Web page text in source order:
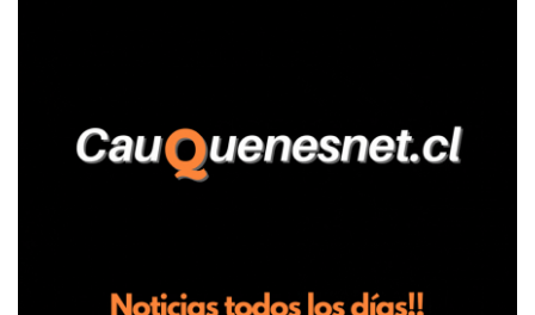
trabajadores, el edil descendió del vehículo y, en medio de la
confrontación, la habría tomado de los hombros, empujado al
suelo y agredido con golpes de pies y manos, mientr...